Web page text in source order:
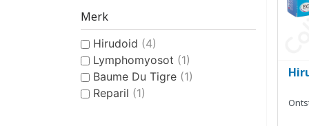
Merk
Hirudoid (4)
Lymphomyosot (1)
Baume Du Tigre (1)
Reparil (1)